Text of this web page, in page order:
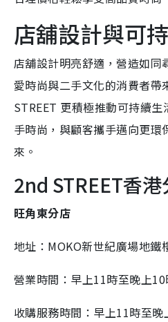
店舖設計與可
店舖設計明亮舒適，營造如同
愛時尚與二手文化的消費者
STREET 更積極推動可持續
手時尚，與顧客攜手邁向更環
來。
2nd STREET香
旺角東分店
地址：MOKO新世紀廣場地鐵
營業時間：早上11時至晚上10
收購服務時間：早上11時至晚